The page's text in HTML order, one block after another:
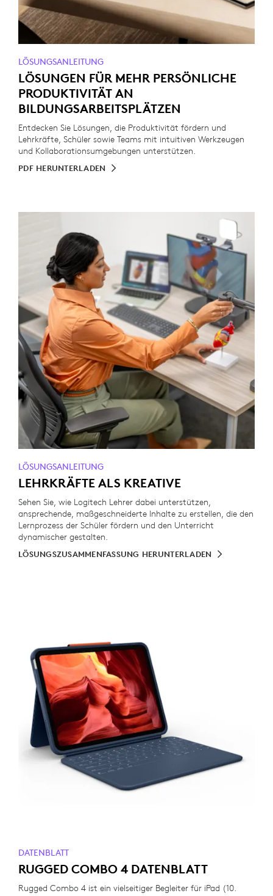
LÖSUNGSANLEITUNG
LÖSUNGEN FÜR MEHR PERSÖNLICHE
PRODUKTIVITÄT AN
BILDUNGSARBEITSPLÄTZEN
Entdecken Sie Lösungen, die Produktivität fördern und
Lehrkräfte, Schüler sowie Teams mit intuitiven Werkzeugen
und Kollaborationsumgebungen unterstützen.
PDF HERUNTERLADEN
LÖSUNGSANLEITUNG
LEHRKRÄFTE ALS KREATIVE
Sehen Sie, wie Logitech Lehrer dabei unterstützen,
ansprechende, maßgeschneiderte Inhalte zu erstellen, die den
Lernprozess der Schüler fördern und den Unterricht
dynamischer gestalten.
LÖSUNGSZUSAMMENFASSUNG HERUNTERLADEN
DATENBLATT
RUGGED COMBO 4 DATENBLATT
Rugged Combo 4 ist ein vielseitiger Begleiter für iPad (10.